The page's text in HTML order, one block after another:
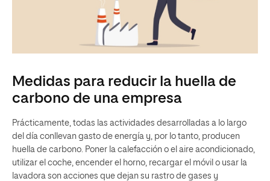
Medidas para reducir la huella de
carbono de una empresa
Prácticamente, todas las actividades desarrolladas a lo largo
del día conllevan gasto de energía y, por lo tanto, producen
huella de carbono. Poner la calefacción o el aire acondicionado,
utilizar el coche, encender el horno, recargar el móvil o usar la
lavadora son acciones que dejan su rastro de gases y